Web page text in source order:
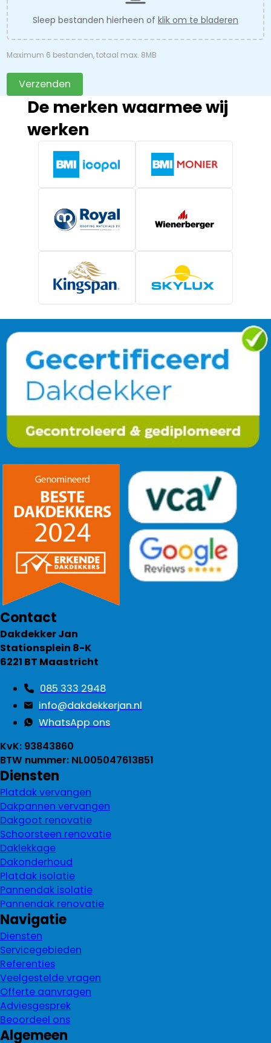
Sleep bestanden hierheen of klik om te bladeren
Maximum 6 bestanden, totaal max. 8MB
Verzenden
De merken waarmee wij
werken
Contact
Dakdekker Jan
Stationsplein 8-K
6221 BT Maastricht
085 333 2948
info@dakdekkerjan.nl
WhatsApp ons
KvK: 93843860
BTW nummer: NL005047613B51
Diensten
Platdak vervangen
Dakpannen vervangen
Dakgoot renovatie
Schoorsteen renovatie
Daklekkage
Dakonderhoud
Platdak isolatie
Pannendak isolatie
Pannendak renovatie
Navigatie
Diensten
Servicegebieden
Referenties
Veelgestelde vragen
Offerte aanvragen
Adviesgesprek
Beoordeel ons
Algemeen